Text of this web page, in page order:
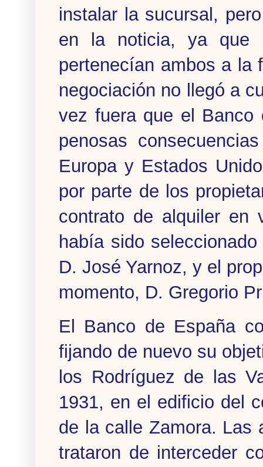
instalar la sucursal,
en la noticia, ya que
pertenecían ambos a la
negociación no llegó a
vez fuera que el Banco
penosas
Europa y Estados
por parte de los
contrato de alquiler en
había sido
D. José Yarnoz, y el
momento, D. Gregorio
El Banco de España
fijando de nuevo su
los Rodríguez de las
1931, en el edificio del
de la calle Zamora. Las
trataron de interceder